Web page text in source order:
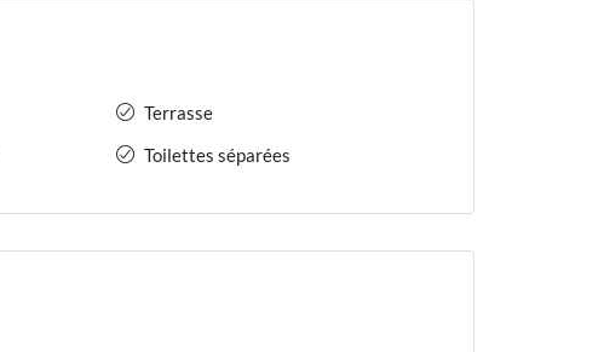
Terrasse
Toilettes séparées